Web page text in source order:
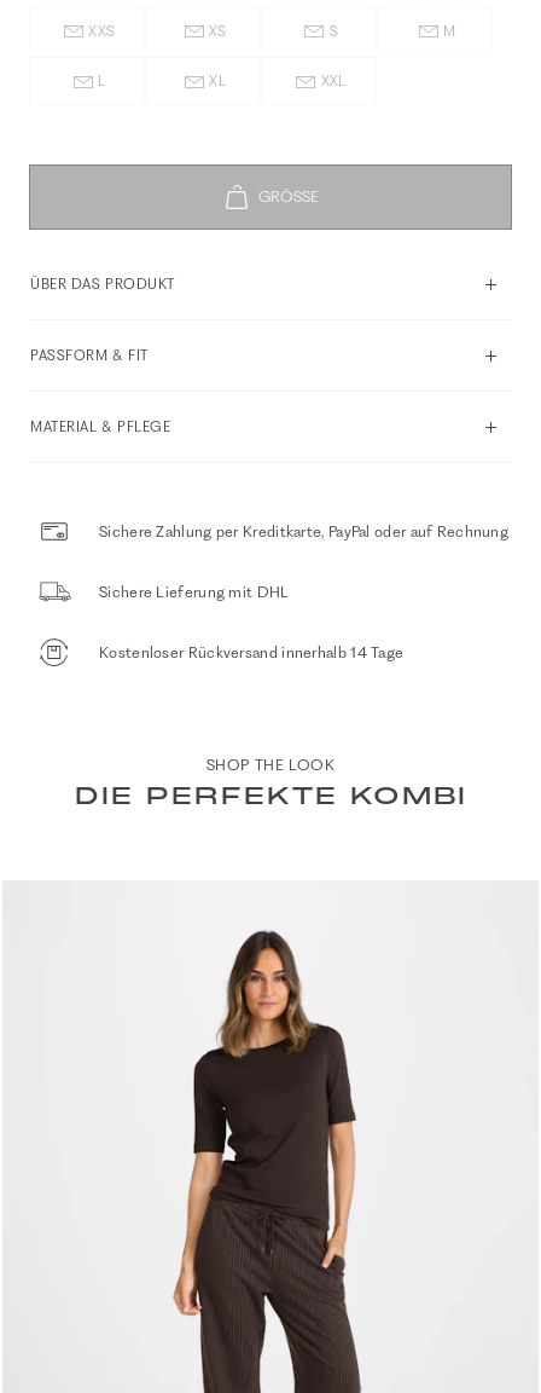
XXS XS S M
L XL XXL
ÜBER DAS PRODUKT
PASSFORM & FIT
MATERIAL & PFLEGE
Sichere Zahlung per Kreditkarte, PayPal oder auf Rechnung
Sichere Lieferung mit DHL
Kostenloser Rückversand innerhalb 14 Tage
SHOP THE LOOK
DIE PERFEKTE KOMBI